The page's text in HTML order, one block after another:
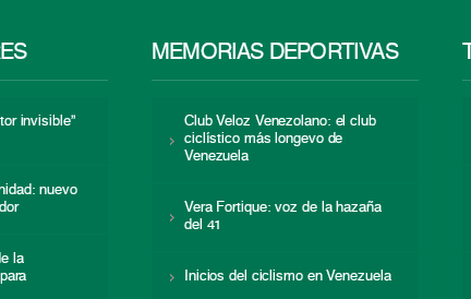
invisible”
nuevo
la
MEMORIAS DEPORTIVAS
Club Veloz Venezolano: el club
ciclístico más longevo de
Venezuela
Vera Fortique: voz de la hazaña
del 41
Inicios del ciclismo en Venezuela